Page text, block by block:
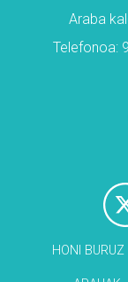
Araba
Telefonoa:
HONI BURUZ